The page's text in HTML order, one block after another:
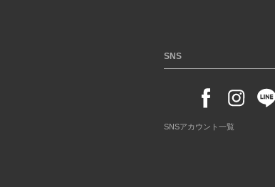
SNS
SNSアカウント一覧